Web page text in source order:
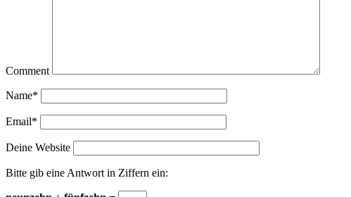
Comment
Name*
Email*
Deine Website
Bitte gib eine Antwort in Ziffern ein: